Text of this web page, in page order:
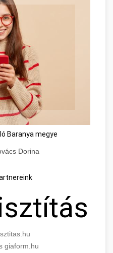
Baranya megye
Dorina
giaform.hu